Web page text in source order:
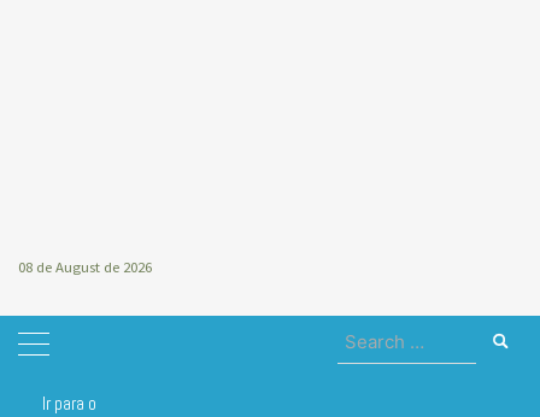
08 de August de 2026
Ir para o
Search
for:
Home corantes